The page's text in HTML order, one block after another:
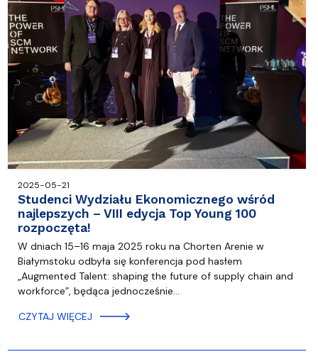
2025-05-21
Studenci Wydziału Ekonomicznego wśród
najlepszych – VIII edycja Top Young 100
rozpoczęta!
W dniach 15–16 maja 2025 roku na Chorten Arenie w
Białymstoku odbyła się konferencja pod hasłem
„Augmented Talent: shaping the future of supply chain and
workforce”, będąca jednocześnie…
CZYTAJ WIĘCEJ